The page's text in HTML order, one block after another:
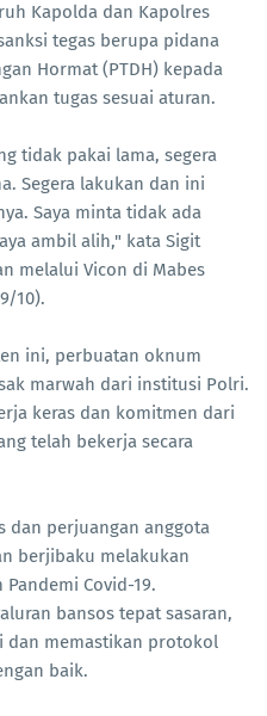
Kapolda dan Kapolres
tegas berupa pidana
Hormat (PTDH) kepada
tugas sesuai aturan.
tidak pakai lama, segera
Segera lakukan dan ini
Saya minta tidak ada
ambil alih," kata Sigit
melalui Vicon di Mabes
10).
ini, perbuatan oknum
marwah dari institusi Polri.
keras dan komitmen dari
telah bekerja secara
dan perjuangan anggota
berjibaku melakukan
Covid-19.
bansos tepat sasaran,
dan memastikan protokol
baik.